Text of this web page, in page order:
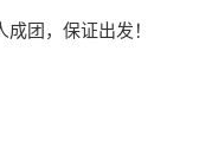
团，保证出发！